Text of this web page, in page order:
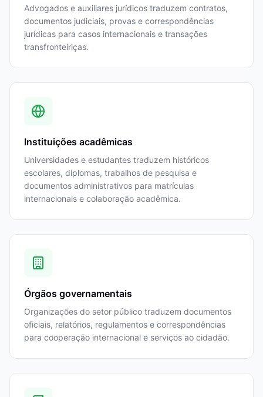
Advogados e auxiliares jurídicos traduzem contratos,
documentos judiciais, provas e correspondências
jurídicas para casos internacionais e transações
transfronteiriças.
Instituições acadêmicas
Universidades e estudantes traduzem históricos
escolares, diplomas, trabalhos de pesquisa e
documentos administrativos para matrículas
internacionais e colaboração acadêmica.
Órgãos governamentais
Organizações do setor público traduzem documentos
oficiais, relatórios, regulamentos e correspondências
para cooperação internacional e serviços ao cidadão.